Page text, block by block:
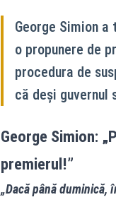
George Simion
o propunere de
procedura de
că deși guvernul
George Simion:
premierul!”
„Dacă până duminică,